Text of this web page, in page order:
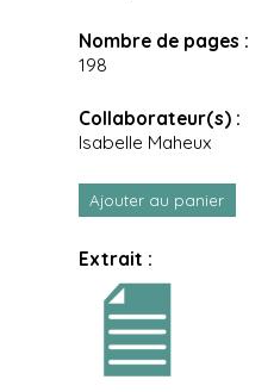
Nombre de pages :
198
Collaborateur(s) :
Isabelle Maheux
Ajouter au panier
Extrait :